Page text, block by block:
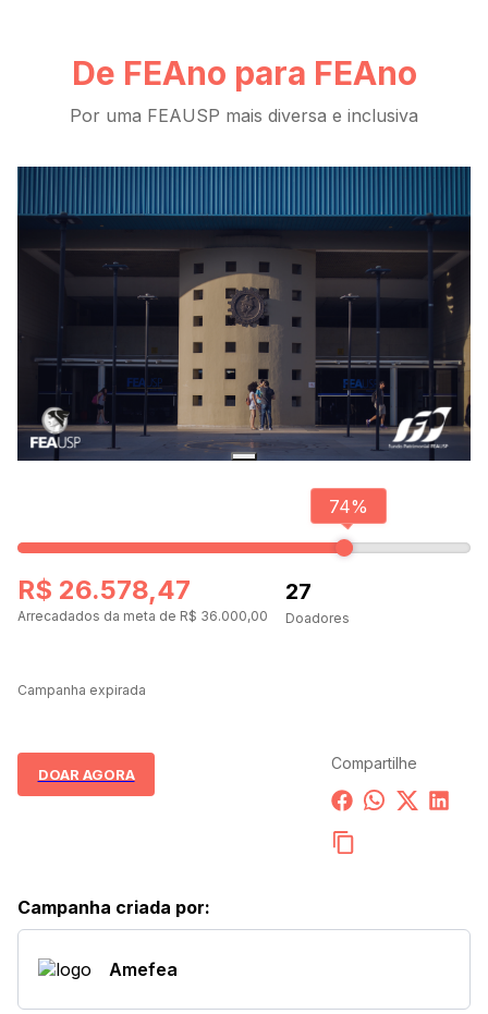
De FEAno para FEAno
Por uma FEAUSP mais diversa e inclusiva
74%
R$ 26.578,47
Arrecadados da meta de R$ 36.000,00
27
Doadores
Campanha expirada
DOAR AGORA
Compartilhe
Campanha criada por:
Amefea